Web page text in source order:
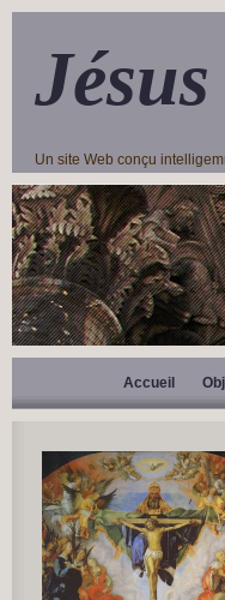
Un site Web conçu
Accueil